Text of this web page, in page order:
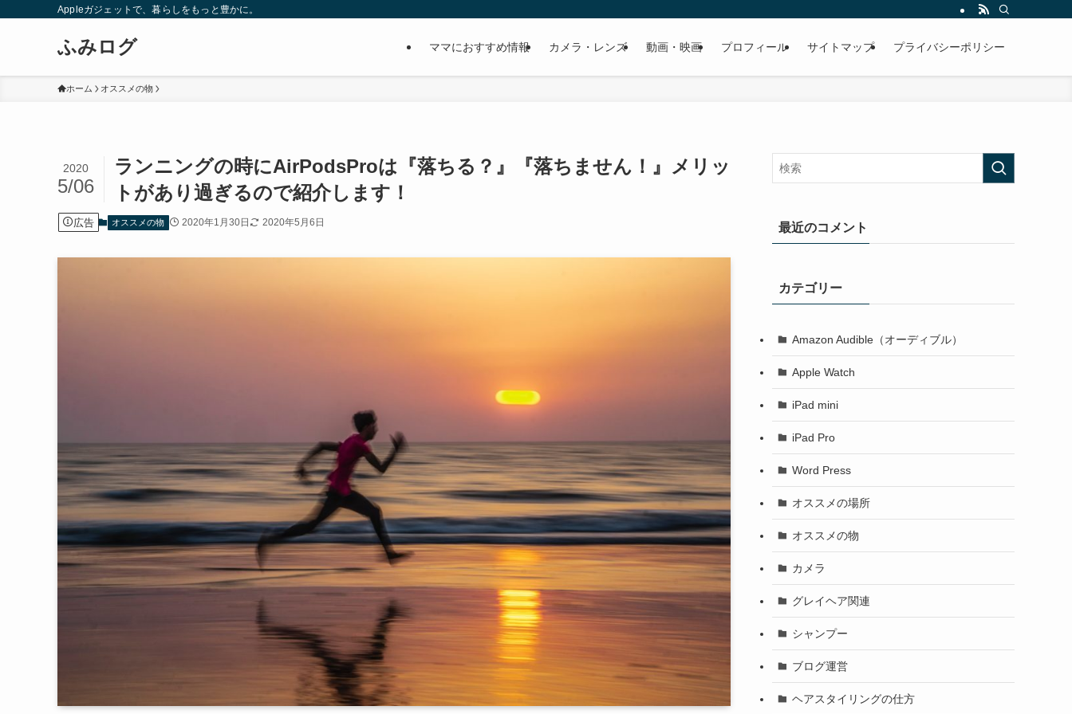
Appleガジェットで、暮らしをもっと豊かに。
ふみログ ママにおすすめ情報 カメラ・レンズ 動画・映画 プロフィール サイトマップ プライバシーポリシー
ホーム オススメの物
ランニングの時にAirPodsProは『落ちる？』『落ちません！』メリッ
トがあり過ぎるので紹介します！
2020
5/06
広告 オススメの物 2020年1月30日 2020年5月6日 最近のコメント
カテゴリー
Amazon Audible（オーディブル）
Apple Watch
iPad mini
iPad Pro
Word Press
オススメの場所
オススメの物
カメラ
グレイヘア関連
シャンプー
ブログ運営
ヘアスタイリングの仕方